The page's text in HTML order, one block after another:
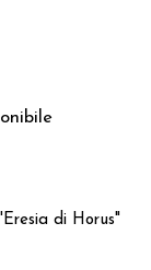
di Horus"